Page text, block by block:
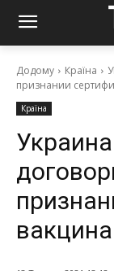
Додому Країна
признании
Країна